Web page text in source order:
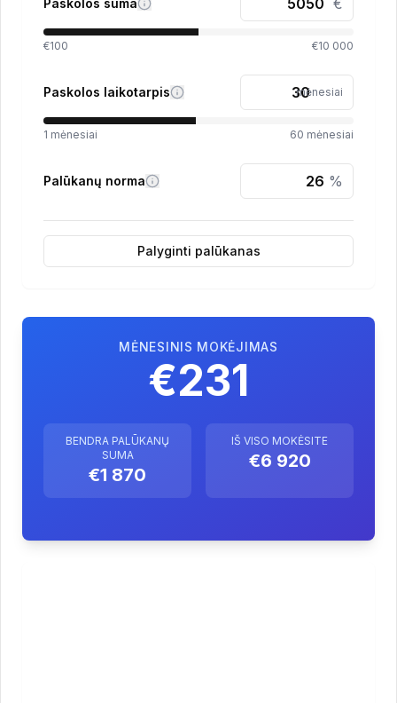
Paskolos suma €
€100 €10 000
Paskolos laikotarpis mėnesiai
1 mėnesiai 60 mėnesiai
Palūkanų norma %
Palyginti palūkanas
MĖNESINIS MOKĖJIMAS
€231
BENDRA PALŪKANŲ
SUMA
€1 870
IŠ VISO MOKĖSITE
€6 920